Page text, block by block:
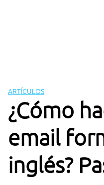
ARTÍCULOS
¿Cómo
email
inglés?